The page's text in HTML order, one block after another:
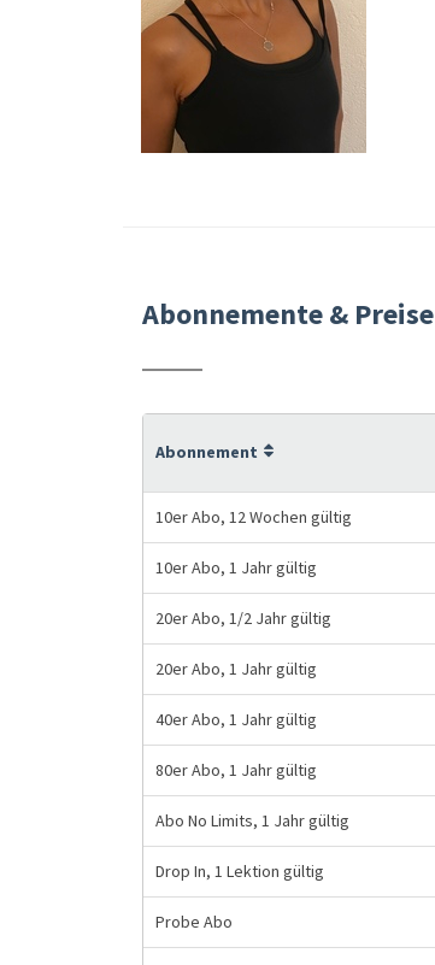
Abonnemente & Preise
Abonnement
10er Abo, 12 Wochen gültig
10er Abo, 1 Jahr gültig
20er Abo, 1/2 Jahr gültig
20er Abo, 1 Jahr gültig
40er Abo, 1 Jahr gültig
80er Abo, 1 Jahr gültig
Abo No Limits, 1 Jahr gültig
Drop In, 1 Lektion gültig
Probe Abo